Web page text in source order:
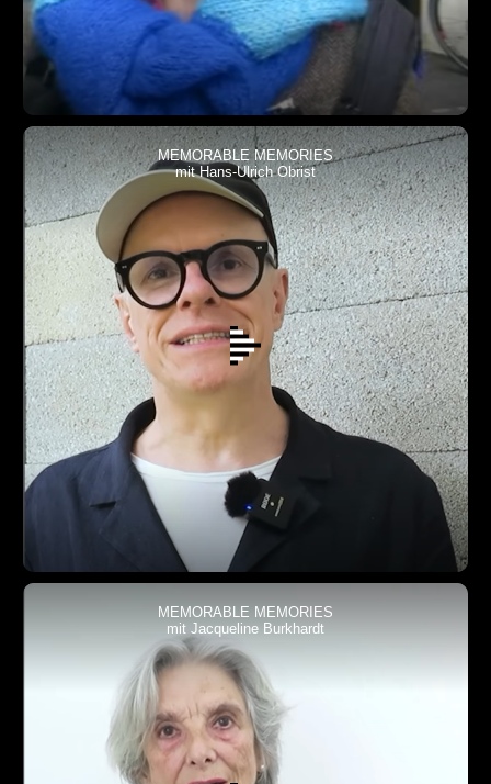
MEMORABLE MEMORIES
mit Hans-Ulrich Obrist
MEMORABLE MEMORIES
mit Jacqueline Burkhardt